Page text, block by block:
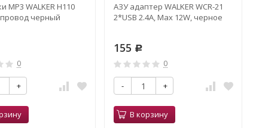
MP3 WALKER H110
черный
0
+
АЗУ адаптер WALKER WCR-21
2*USB 2.4A, Max 12W, черное
155 Р
0
- +
В корзину